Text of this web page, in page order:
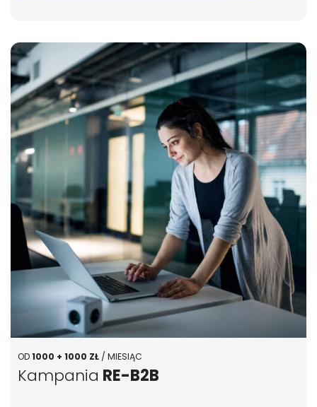
OD1000 + 1000 ZŁ / MIESIĄC
Kampania RE-B2B